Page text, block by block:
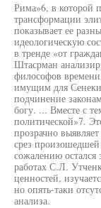
Рима»6, в которой
трансформации
показывает ее
идеологическую
в тренде «от
Штасрман
философов времени
имущим для Сенеки
подчинение
богу. ... Вместе с
политической»7.
прозрачно
срез
сожалению остался
работах С.Л.
ценностей,
но опять-таки
анализа.